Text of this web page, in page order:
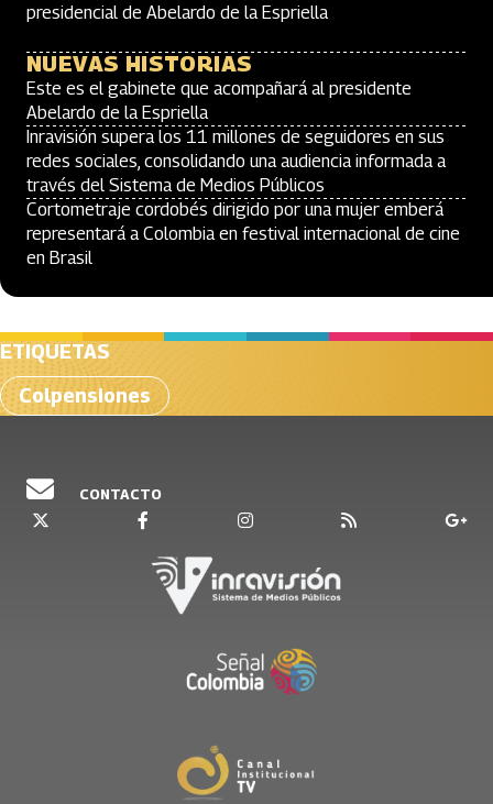
presidencial de Abelardo de la Espriella
NUEVAS HISTORIAS
Este es el gabinete que acompañará al presidente
Abelardo de la Espriella
Inravisión supera los 11 millones de seguidores en sus
redes sociales, consolidando una audiencia informada a
través del Sistema de Medios Públicos
Cortometraje cordobés dirigido por una mujer emberá
representará a Colombia en festival internacional de cine
en Brasil
ETIQUETAS
Colpensiones
CONTACTO